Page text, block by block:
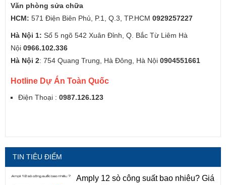
Văn phòng sửa chữa
HCM: 571 Điện Biên Phủ, P.1, Q.3, TP.HCM 0929257227
Hà Nội 1: Số 5 ngõ 542 Xuân Đỉnh, Q. Bắc Từ Liêm Hà
Nội 0966.102.336
Hà Nội 2: 754 Quang Trung, Hà Đông, Hà Nội 0904551661
Hotline Dự Án Toàn Quốc
Điện Thoại : 0987.126.123
TIN TIÊU ĐIỂM
Amply 12 sò công suất bao nhiêu? Giá